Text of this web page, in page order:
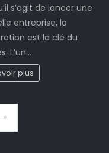
s’agit de lancer une
entreprise, la
est la clé du
L’un…
plus
Next
»